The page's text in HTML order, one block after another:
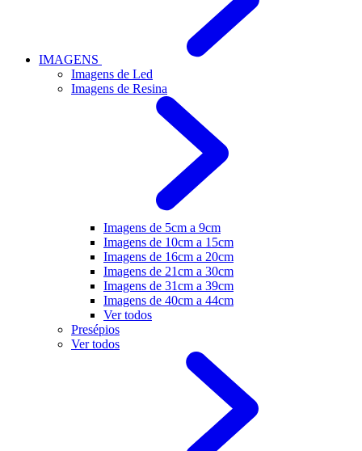
IMAGENS
Imagens de Led
Imagens de Resina
Imagens de 5cm a 9cm
Imagens de 10cm a 15cm
Imagens de 16cm a 20cm
Imagens de 21cm a 30cm
Imagens de 31cm a 39cm
Imagens de 40cm a 44cm
Ver todos
Presépios
Ver todos